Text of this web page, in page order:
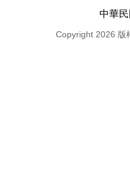
中華
Copyright 2026 版